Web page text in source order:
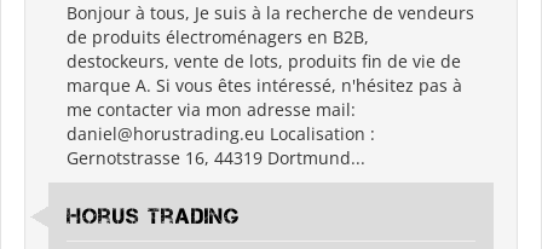
Bonjour à tous, Je suis à la recherche de vendeurs
de produits électroménagers en B2B,
destockeurs, vente de lots, produits fin de vie de
marque A. Si vous êtes intéressé, n'hésitez pas à
me contacter via mon adresse mail:
daniel@horustrading.eu Localisation :
Gernotstrasse 16, 44319 Dortmund...
Horus Trading